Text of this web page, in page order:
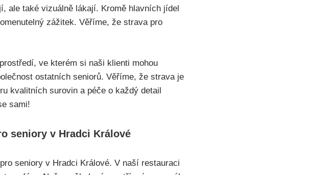
ale také vizuálně lákají. Kromě hlavních jídel
zážitek. Věříme, že strava pro
ve kterém si naši klienti mohou
ostatních seniorů. Věříme, že strava je
kvalitních surovin a péče o každý detail
sami!
seniory v Hradci Králové
seniory v Hradci Králové. V naší restauraci